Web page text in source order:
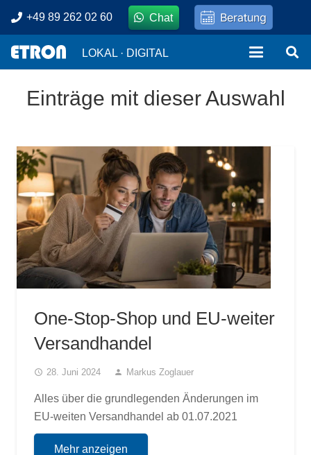
+49 89 262 02 60 Chat Beratung
LOKAL · DIGITAL
Einträge mit dieser Auswahl
One-Stop-Shop und EU-weiter
Versandhandel
access_time 28. Juni 2024 person Markus Zoglauer
Alles über die grundlegenden Änderungen im
EU-weiten Versandhandel ab 01.07.2021
Mehr anzeigen